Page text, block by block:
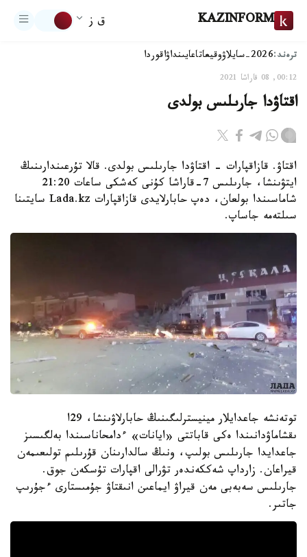
KAZINFORM ق ز
ترەند:2026-سايلاۋ وقيعاتاعايىنداۋاقوردا
00:12, 08 قاراشا 2021
اقتاۋدا جارىلىس بولدى
اقتاۋ. قازاقپارات - اقتاۋدا جارىلىس بولدى. قالا تۇرعىندارىنىڭ
ايتۋىنشا، جارىلىس 7-قاراشا كۇنى كەشكى ساعات 21:20
شاماسىندا بولعان، دەپ حابارلايدى قازاقپارات Lada.kz سايتىنا
سىلتەمە جاساپ.
توتەنشە جاعدايلار مينيسترلىگىنىڭ حابارلاۋىنشا، 29ا
ىقشاماۋدانىندا ەكى قاباتتى «ايانات» ءدامحاناسىندا بەلگىسىز
جاعدايدا جارىلىس بولىپ، ونىڭ سالدارىنان قۇرىلىم تولىعىمەن
قيراعان. زارداپ شەككەندەر تۋرالى اقپارات تۇسكەن جوق.
جارىلىس سەبەبى مەن قيراۋ ايماعىن انىقتاۋ جۇمىستارى ءجۇرىپ
جاتىر.